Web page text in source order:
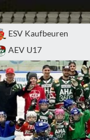
ESV Kaufbeuren
AEV U17